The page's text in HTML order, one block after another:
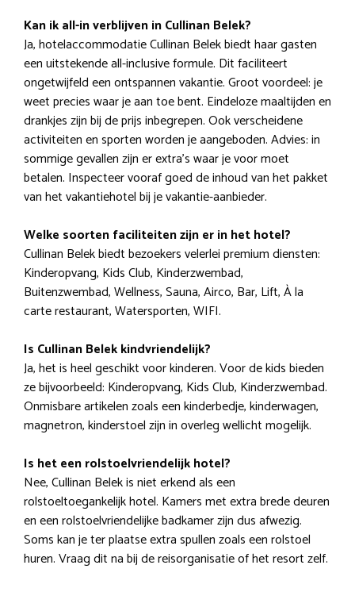
Kan ik all-in verblijven in Cullinan Belek?
Ja, hotelaccommodatie Cullinan Belek biedt haar gasten
een uitstekende all-inclusive formule. Dit faciliteert
ongetwijfeld een ontspannen vakantie. Groot voordeel: je
weet precies waar je aan toe bent. Eindeloze maaltijden en
drankjes zijn bij de prijs inbegrepen. Ook verscheidene
activiteiten en sporten worden je aangeboden. Advies: in
sommige gevallen zijn er extra’s waar je voor moet
betalen. Inspecteer vooraf goed de inhoud van het pakket
van het vakantiehotel bij je vakantie-aanbieder.
Welke soorten faciliteiten zijn er in het hotel?
Cullinan Belek biedt bezoekers velerlei premium diensten:
Kinderopvang, Kids Club, Kinderzwembad,
Buitenzwembad, Wellness, Sauna, Airco, Bar, Lift, À la
carte restaurant, Watersporten, WIFI.
Is Cullinan Belek kindvriendelijk?
Ja, het is heel geschikt voor kinderen. Voor de kids bieden
ze bijvoorbeeld: Kinderopvang, Kids Club, Kinderzwembad.
Onmisbare artikelen zoals een kinderbedje, kinderwagen,
magnetron, kinderstoel zijn in overleg wellicht mogelijk.
Is het een rolstoelvriendelijk hotel?
Nee, Cullinan Belek is niet erkend als een
rolstoeltoegankelijk hotel. Kamers met extra brede deuren
en een rolstoelvriendelijke badkamer zijn dus afwezig.
Soms kan je ter plaatse extra spullen zoals een rolstoel
huren. Vraag dit na bij de reisorganisatie of het resort zelf.